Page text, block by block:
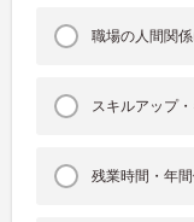
職場の人間関
スキルアップ
残業時間・年